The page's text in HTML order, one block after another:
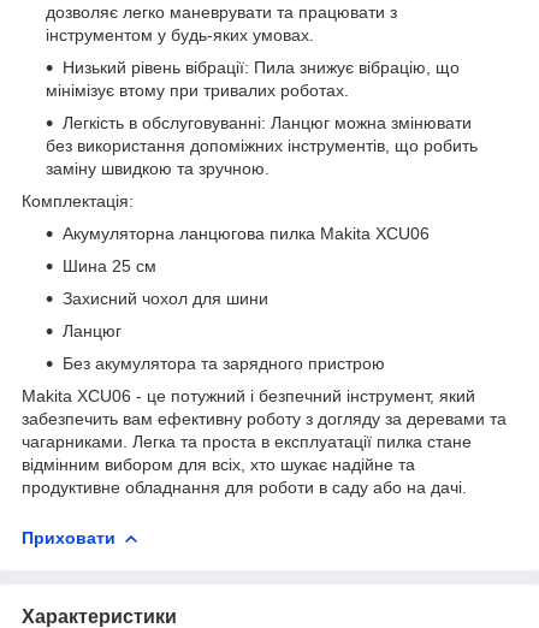
дозволяє легко маневрувати та працювати з
інструментом у будь-яких умовах.
Низький рівень вібрації: Пила знижує вібрацію, що
мінімізує втому при тривалих роботах.
Легкість в обслуговуванні: Ланцюг можна змінювати
без використання допоміжних інструментів, що робить
заміну швидкою та зручною.
Комплектація:
Акумуляторна ланцюгова пилка Makita XCU06
Шина 25 см
Захисний чохол для шини
Ланцюг
Без акумулятора та зарядного пристрою
Makita XCU06 - це потужний і безпечний інструмент, який
забезпечить вам ефективну роботу з догляду за деревами та
чагарниками. Легка та проста в експлуатації пилка стане
відмінним вибором для всіх, хто шукає надійне та
продуктивне обладнання для роботи в саду або на дачі.
Приховати
Характеристики